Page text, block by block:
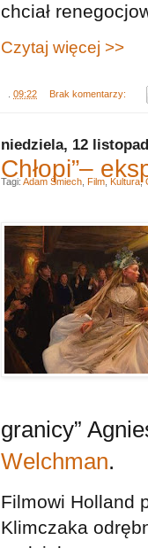
chciał
Czytaj więcej >>
09:22 Brak komentarzy:
niedziela, 12
Chłopi”–
granicy”
Welchman.
Filmowi Holland
Klimczaka
Tagi: Adam Śmiech Film Kultura,